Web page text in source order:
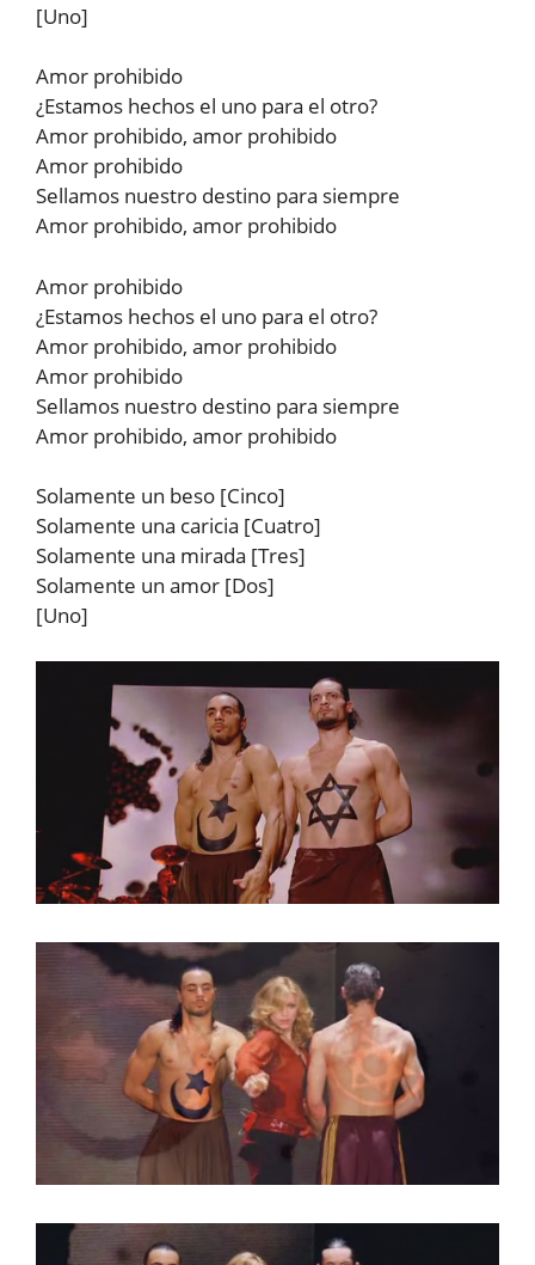
[Uno]
Amor prohibido
¿Estamos hechos el uno para el otro?
Amor prohibido, amor prohibido
Amor prohibido
Sellamos nuestro destino para siempre
Amor prohibido, amor prohibido
Amor prohibido
¿Estamos hechos el uno para el otro?
Amor prohibido, amor prohibido
Amor prohibido
Sellamos nuestro destino para siempre
Amor prohibido, amor prohibido
Solamente un beso [Cinco]
Solamente una caricia [Cuatro]
Solamente una mirada [Tres]
Solamente un amor [Dos]
[Uno]